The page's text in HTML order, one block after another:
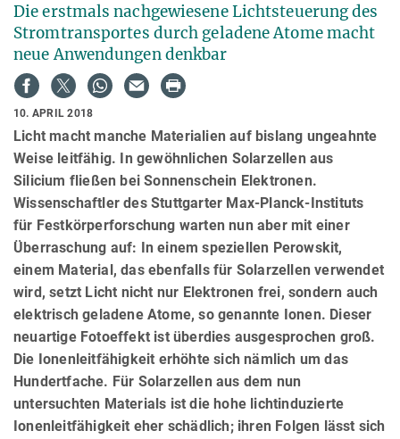
Die erstmals nachgewiesene Lichtsteuerung des
Stromtransportes durch geladene Atome macht
neue Anwendungen denkbar
10. APRIL 2018
Licht macht manche Materialien auf bislang ungeahnte
Weise leitfähig. In gewöhnlichen Solarzellen aus
Silicium fließen bei Sonnenschein Elektronen.
Wissenschaftler des Stuttgarter Max-Planck-Instituts
für Festkörperforschung warten nun aber mit einer
Überraschung auf: In einem speziellen Perowskit,
einem Material, das ebenfalls für Solarzellen verwendet
wird, setzt Licht nicht nur Elektronen frei, sondern auch
elektrisch geladene Atome, so genannte Ionen. Dieser
neuartige Fotoeffekt ist überdies ausgesprochen groß.
Die Ionenleitfähigkeit erhöhte sich nämlich um das
Hundertfache. Für Solarzellen aus dem nun
untersuchten Materials ist die hohe lichtinduzierte
Ionenleitfähigkeit eher schädlich; ihren Folgen lässt sich